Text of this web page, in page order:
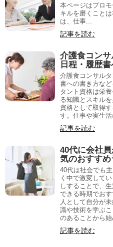
本ページはプロ
キルを磨くこと
は、仕事...
記事を読む
介護食コンサ
日程・履歴
介護食コンサル
書への書き方な
タント資格は栄
る知識とスキル
資格として取得
す。仕事や実生活
記事を読む
40代に会社
気のおすす
40代は社会でも
く中で激変して
しすることで、
できる時期でお
人として自分が
識や技術を学ぶ
のあることから始
記事を読む